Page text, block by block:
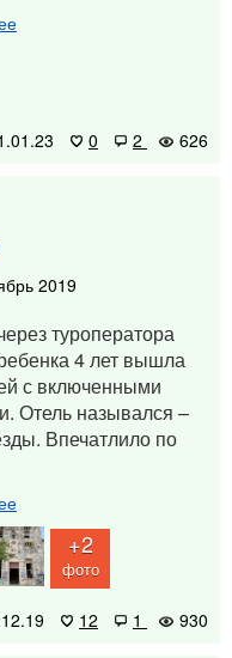
0 2 626
2019
туроператора
4 лет вышла
с включенными
Отель назывался –
Впечатлило по
+2
фото
12 1 930